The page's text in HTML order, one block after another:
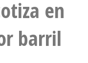
en
barril